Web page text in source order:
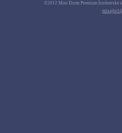
©2012 Mini Dorm Premium študentske